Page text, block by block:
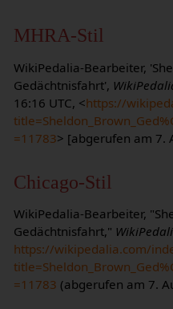
MHRA-Stil
WikiPedalia-Bearbeiter,
Gedächtnisfahrt',
16:16 UTC, <https://
=11783> [abgerufen am 7.
Chicago-Stil
WikiPedalia-Bearbeiter,
Gedächtnisfahrt,"
https://wikipedalia.com/
=11783 (abgerufen am 7.